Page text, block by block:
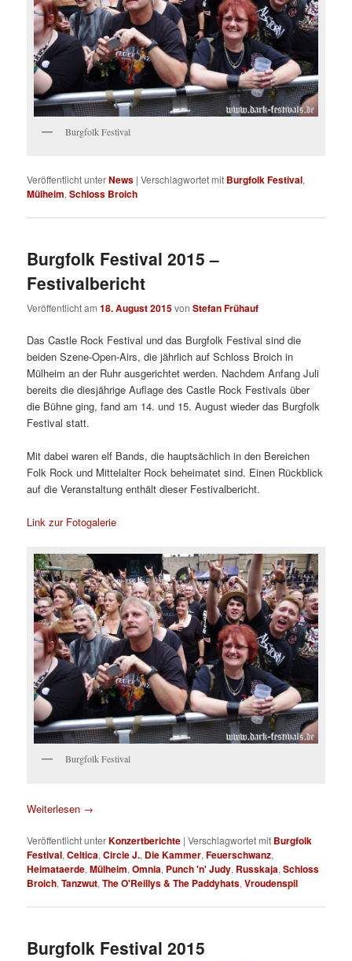
Burgfolk Festival
Veröffentlicht unterNews |Verschlagwortet mit Burgfolk Festival,
Mülheim,Schloss Broich
Burgfolk Festival 2015 –
Festivalbericht
Veröffentlicht am18. August 2015vonStefan Frühauf
Das Castle Rock Festival und das Burgfolk Festival sind die
beiden Szene-Open-Airs, die jährlich auf Schloss Broich in
Mülheim an der Ruhr ausgerichtet werden. Nachdem Anfang Juli
bereits die diesjährige Auflage des Castle Rock Festivals über
die Bühne ging, fand am 14. und 15. August wieder das Burgfolk
Festival statt.
Mit dabei waren elf Bands, die hauptsächlich in den Bereichen
Folk Rock und Mittelalter Rock beheimatet sind. Einen Rückblick
auf die Veranstaltung enthält dieser Festivalbericht.
Link zur Fotogalerie
Burgfolk Festival
Weiterlesen →
Veröffentlicht unterKonzertberichte |Verschlagwortet mit Burgfolk
Festival,Celtica,Circle J., Die Kammer,Feuerschwanz,
Heimataerde,Mülheim,Omnia, Punch 'n' Judy, Russkaja,Schloss
Broich,Tanzwut,The O'Reillys & The Paddyhats,Vroudenspil
Burgfolk Festival 2015